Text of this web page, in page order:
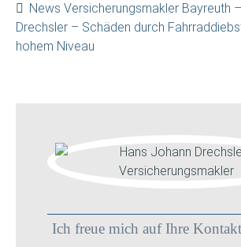
News Versicherungsmakler Bayreuth
Drechsler – Schäden durch
hohem Niveau
Ich freue mich auf Ihre